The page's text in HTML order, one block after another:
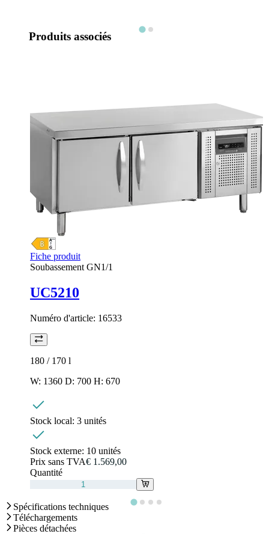
Produits associés
Fiche produit
Soubassement GN1/1
UC5210
Numéro d'article: 16533
180 / 170 l
W: 1360 D: 700 H: 670
Stock local: 3 unités
Stock externe: 10 unités
Prix sans TVA€ 1.569,00
Quantité
Spécifications techniques
Téléchargements
Pièces détachées